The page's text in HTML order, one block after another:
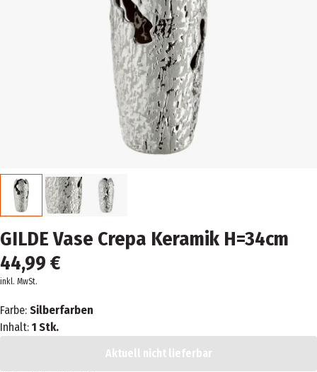
GILDE Vase Crepa Keramik H=34cm
44,99 €
inkl. MwSt.
Farbe: Silberfarben
Inhalt: 1 Stk.
Aktuell nicht lieferbar